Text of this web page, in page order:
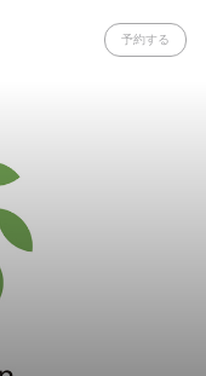
予約する